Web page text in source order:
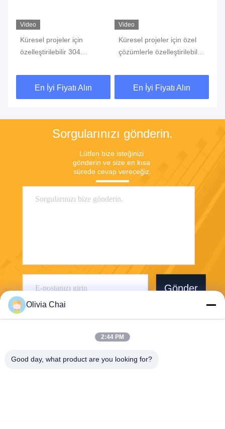
Video
Küresel projeler için
özelleştirilebilir 304
Bariyer Kapısı
En İyi Fiyatı Alın
Video
Küresel projeler için özel
çözümlerle özelleştirilebilir
Barrier Park Barrier
En İyi Fiyatı Alın
Sorgularınızı gönderin.
Lütfen bize isteğinizi
gönderin ve size en kısa
sürede cevap vereceğiz.
Gönder
Olivia Chai
2:44 PM
Good day, what product are you looking for?